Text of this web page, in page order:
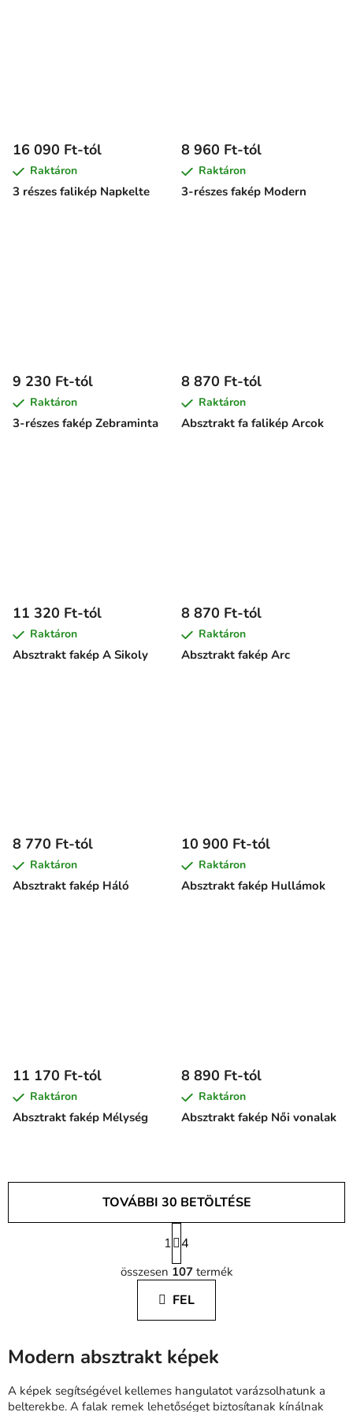
3 részes falikép Napkelte
16 090 Ft-tól
Raktáron
3-részes fakép Modern
8 960 Ft-tól
Raktáron
3-részes fakép Zebraminta
9 230 Ft-tól
Raktáron
Absztrakt fa falikép Arcok
8 870 Ft-tól
Raktáron
Absztrakt fakép A Sikoly
11 320 Ft-tól
Raktáron
Absztrakt fakép Arc
8 870 Ft-tól
Raktáron
Absztrakt fakép Háló
8 770 Ft-tól
Raktáron
Absztrakt fakép Hullámok
10 900 Ft-tól
Raktáron
Absztrakt fakép Mélység
11 170 Ft-tól
Raktáron
Absztrakt fakép Női vonalak
8 890 Ft-tól
Raktáron
L
i
s
t
a
r
n
TOVÁBBI 30 BETÖLTÉSE
L
a
p
o
á
s
1 4
összesen 107termék
FEL
Modern absztrakt képek
A képek segítségével kellemes hangulatot varázsolhatunk a
belterekbe. A falak remek lehetőséget biztosítanak kínálnak